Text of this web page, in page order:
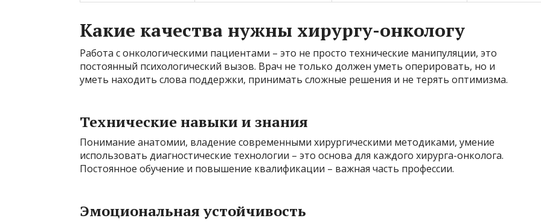
Какие качества нужны хирургу-онкологу
Работа с онкологическими пациентами – это не просто технические манипуляции, это
постоянный психологический вызов. Врач не только должен уметь оперировать, но и
уметь находить слова поддержки, принимать сложные решения и не терять оптимизма.
Технические навыки и знания
Понимание анатомии, владение современными хирургическими методиками, умение
использовать диагностические технологии – это основа для каждого хирурга-онколога.
Постоянное обучение и повышение квалификации – важная часть профессии.
Эмоциональная устойчивость